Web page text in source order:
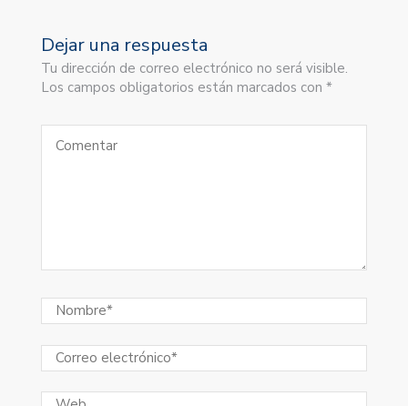
Dejar una respuesta
Tu dirección de correo electrónico no será visible.
Los campos obligatorios están marcados con *